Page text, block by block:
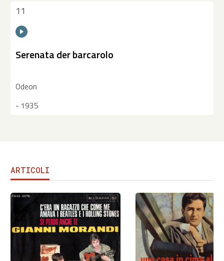
11
Serenata der barcarolo
Odeon
- 1935
ARTICOLI